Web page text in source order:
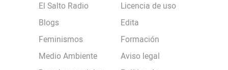
El Salto Radio
Blogs
Feminismos
Medio Ambiente
Licencia de uso
Edita
Formación
Aviso legal